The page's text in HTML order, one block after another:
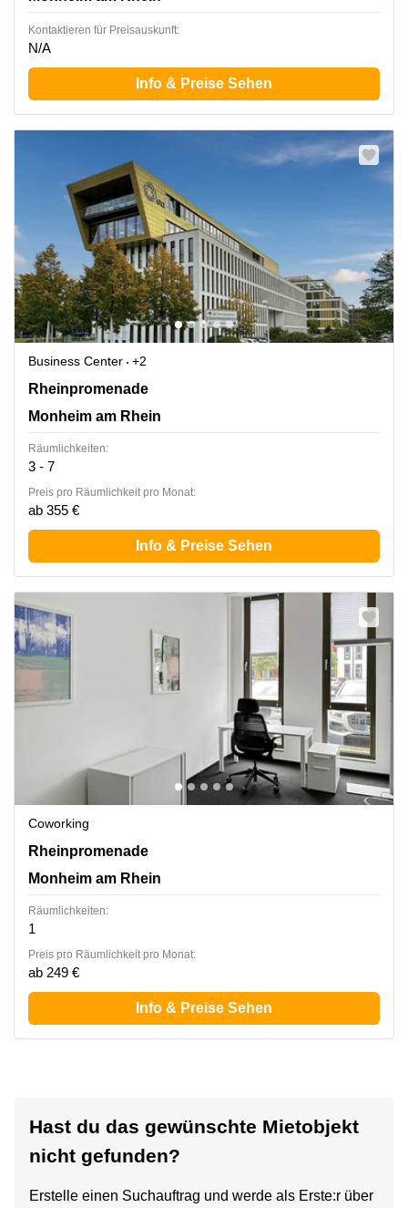
Kontaktieren für Preisauskunft:
N/A
Info & Preise Sehen
Business Center
+2
Rheinpromenade 4a, Monheim am Rhein
Rheinpromenade
Monheim am Rhein
Räumlichkeiten:
3 - 7
Preis pro Räumlichkeit pro Monat:
ab 355 €
Info & Preise Sehen
Coworking
Rheinpromenade 4a, Monheim am Rhein
Rheinpromenade
Monheim am Rhein
Räumlichkeiten:
1
Preis pro Räumlichkeit pro Monat:
ab 249 €
Info & Preise Sehen
Hast du das gewünschte Mietobjekt
nicht gefunden?
Erstelle einen Suchauftrag und werde als Erste:r über